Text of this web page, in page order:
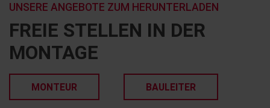
FREIE STELLEN IN DER
MONTAGE
UNSERE ANGEBOTE ZUM HERUNTERLADEN
MONTEUR BAULEITER